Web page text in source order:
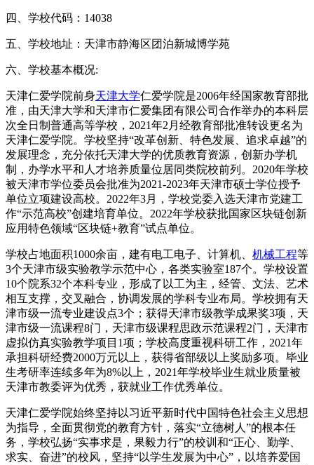
四、学校代码：14038
五、学校地址：天津市静海区团泊新城博学苑
六、学校基本概况:
天津仁爱学院前身天津大学仁爱学院是2006年经国家教育部批
准，由天津大学和天津市仁爱集团有限公司合作举办的本科层
次全日制普通高等学校，2021年2月经教育部批准转设更名为
天津仁爱学院。学校坚持“改革创新、特色发展、追求卓越”的
发展理念，充分依托天津大学的优质教育资源，创新办学机
制，办学水平和人才培养质量位居同类院校前列。2020年学校
被天津市学位委员会批准为2021-2023年天津市硕士学位授予
单位立项建设高校。2022年3月，学校党委入选天津市党建工
作“示范高校”创建培育单位。2022年学校获批国家区块链创新
应用特色领域“区块链+教育”试点单位。
学校占地面积1000余亩，建有电工电子、计算机、 机械工程等
3个天津市级实验教学示范中心，各类实验室187个。学校设置
10个院系32个本科专业，形成了以工为主，经管、文法、艺术
相互支撑，交叉融合，协调发展的学科专业布局。学校拥有天
津市级一流专业建设点3个；获得天津市级教学成果奖3项，天
津市级一流课程8门，天津市级课程思政示范课程2门，天津市
虚拟仿真实验教学项目1项；学校高度重视科研工作，2021年
承担科研经费2000万元以上，获得省部级以上奖励多项。毕业
生考研率连续多年为8%以上，2021年学校毕业生就业质量被
天津市教委评为优秀，获就业工作优秀单位。
天津仁爱学院始终坚持以习近平新时代中国特色社会主义思想
为指导，全面贯彻党的教育方针，落实“立德树人”的根本任
务，学校弘扬“实事求是，果毅力行”的校训和“正心、勤学、
求实、奋进”的校风，坚持“以学生发展为中心”，以培养爱国